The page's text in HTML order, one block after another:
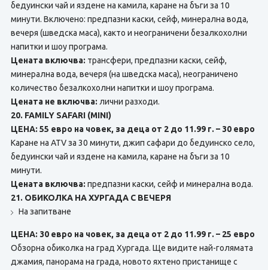
бедуински чай и яздене на камила, каране на бъги за 10
минути. Включено: предпазни каски, сейф, минерална вода,
вечеря (шведска маса), както и неограничени безалкохолни
напитки и шоу програма.
Цената включва: трансфери, предпазни каски, сейф,
минерална вода, вечеря (на шведска маса), неограничено
количество безалкохолни напитки и шоу програма.
Цената не включва: лични разходи.
20. FAMILY SAFARI (MINI)
ЦЕНА: 55 евро на човек, за деца от 2 до 11.99 г. – 30 евро
Каране на ATV за 30 минути, джип сафари до бедуинско село,
бедуински чай и яздене на камила, каране на бъги за 10
минути.
Цената включва: предпазни каски, сейф и минерална вода.
21. ОБИКОЛКА НА ХУРГАДА С ВЕЧЕРЯ
На запитване
ЦЕНА: 30 евро на човек, за деца от 2 до 11.99 г. – 25 евро
Обзорна обиколка на град Хургада. Ще видите най-голямата
джамия, панорама на града, новото яхтено пристанище с